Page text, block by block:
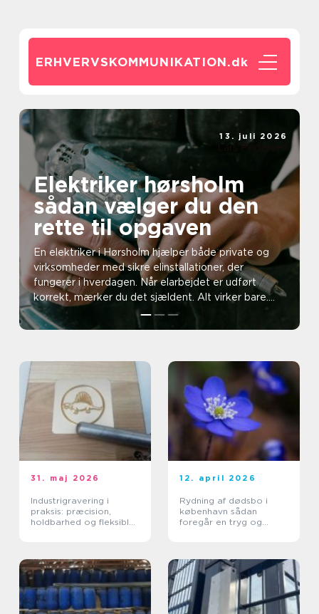
ERHVERVSKOMMUNIKATION.dk
Elektriker hørsholm
sådan vælger du den
rette til opgaven
En elektriker i Hørsholm hjælper både private og
virksomheder med sikre elinstallationer, der
fungerer i hverdagen. Når elarbejdet er udført
korrekt, mærker du det sjældent. Alt virker bare.
Først når...
13. juli 2026
Lars Pedersen
31. maj 2026
Industrigravering i
praksis: præcision,
holdbarhed og fleksible
12. april 2026
Rydning af dødsbo i
københavn sådan
foregår en tryg og